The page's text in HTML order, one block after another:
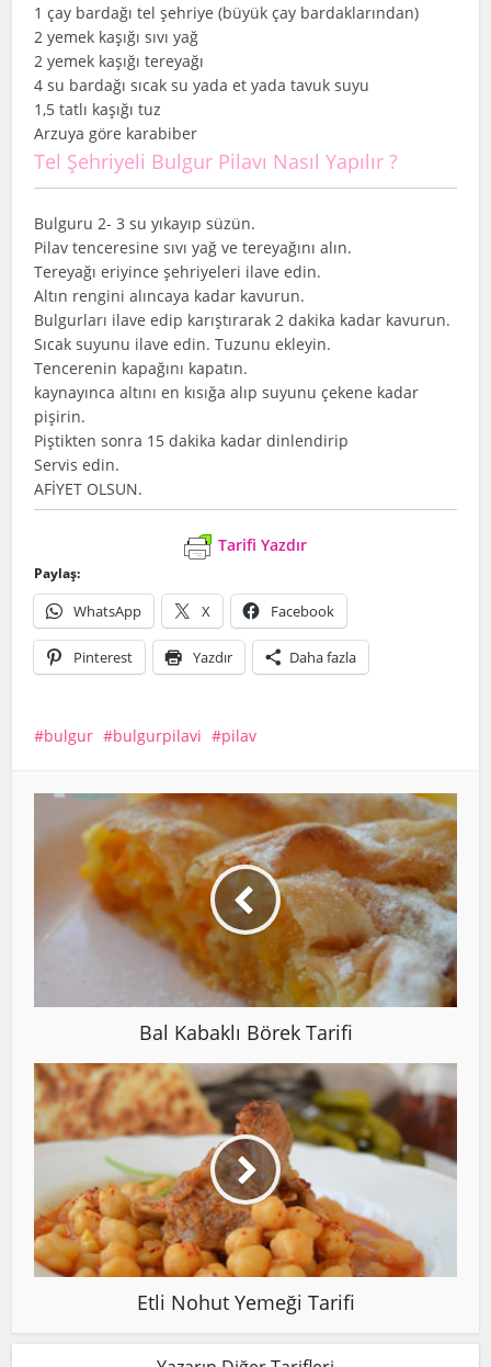
1 çay bardağı tel şehriye (büyük çay bardaklarından)
2 yemek kaşığı sıvı yağ
2 yemek kaşığı tereyağı
4 su bardağı sıcak su yada et yada tavuk suyu
1,5 tatlı kaşığı tuz
Arzuya göre karabiber
Tel Şehriyeli Bulgur Pilavı Nasıl Yapılır ?
Bulguru 2- 3 su yıkayıp süzün.
Pilav tenceresine sıvı yağ ve tereyağını alın.
Tereyağı eriyince şehriyeleri ilave edin.
Altın rengini alıncaya kadar kavurun.
Bulgurları ilave edip karıştırarak 2 dakika kadar kavurun.
Sıcak suyunu ilave edin. Tuzunu ekleyin.
Tencerenin kapağını kapatın.
kaynayınca altını en kısığa alıp suyunu çekene kadar
pişirin.
Piştikten sonra 15 dakika kadar dinlendirip
Servis edin.
AFİYET OLSUN.
Tarifi Yazdır
Paylaş:
WhatsApp X Facebook
Pinterest Yazdır Daha fazla
bulgur bulgurpilavi pilav
Bal Kabaklı Börek Tarifi
Etli Nohut Yemeği Tarifi